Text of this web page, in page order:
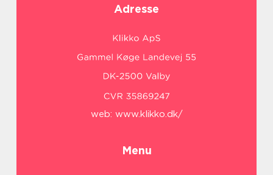
Adresse
web: www.klikko.dk/
Menu